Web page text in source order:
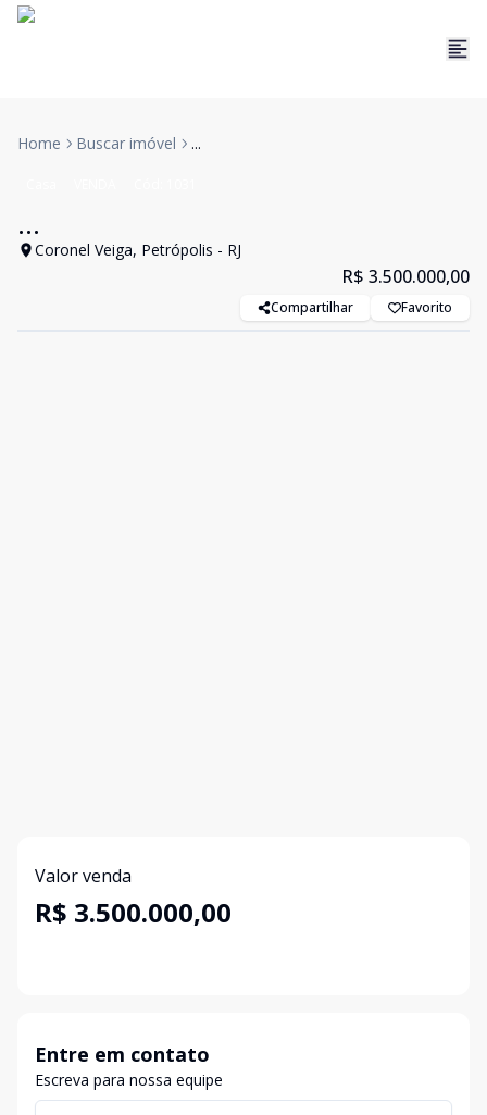
Home Buscar imóvel ...
...
Coronel Veiga, Petrópolis - RJ
R$ 3.500.000,00
Compartilhar Favorito
Valor venda
R$ 3.500.000,00
Entre em contato
Escreva para nossa equipe